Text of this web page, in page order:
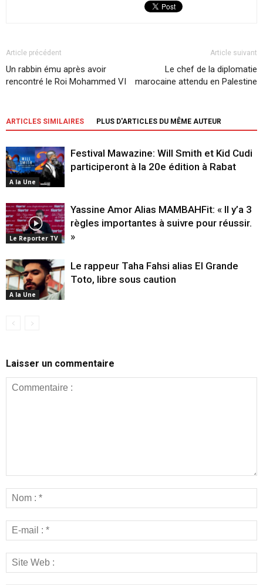
Article précédent
Un rabbin ému après avoir
rencontré le Roi Mohammed VI
Article suivant
Le chef de la diplomatie
marocaine attendu en Palestine
ARTICLES SIMILAIRES PLUS D'ARTICLES DU MÊME AUTEUR
A la Une
Festival Mawazine: Will Smith et Kid Cudi
participeront à la 20e édition à Rabat
Le Reporter TV
Yassine Amor Alias MAMBAHFit: « Il y’a 3
règles importantes à suivre pour réussir.
»
A la Une
Le rappeur Taha Fahsi alias El Grande
Toto, libre sous caution
Laisser un commentaire